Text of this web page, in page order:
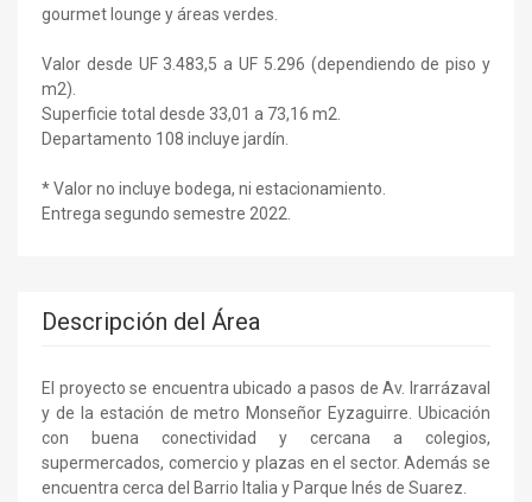
gourmet lounge y áreas verdes.
Valor desde UF 3.483,5 a UF 5.296 (dependiendo de piso y
m2).
Superficie total desde 33,01 a 73,16 m2.
Departamento 108 incluye jardín.
* Valor no incluye bodega, ni estacionamiento.
Entrega segundo semestre 2022.
Descripción del Área
El proyecto se encuentra ubicado a pasos de Av. Irarrázaval
y de la estación de metro Monseñor Eyzaguirre. Ubicación
con buena conectividad y cercana a colegios,
supermercados, comercio y plazas en el sector. Además se
encuentra cerca del Barrio Italia y Parque Inés de Suarez.